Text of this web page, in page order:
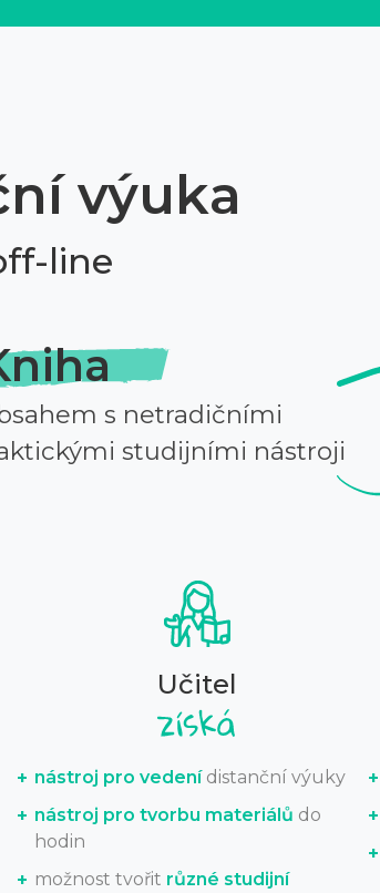
výuka
line
s netradičními
studijními nástroji
Učitel
nástroj pro vedenídistanční výuky
nástroj pro tvorbu materiálů do
hodin
možnost tvořit různé studijní